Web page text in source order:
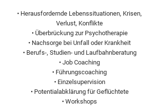
• Herausfordernde Lebenssituationen, Krisen,
Verlust, Konflikte
• Überbrückung zur Psychotherapie
• Nachsorge bei Unfall oder Krankheit
• Berufs-, Studien- und Laufbahnberatung
• Job Coaching
• Führungscoaching
• Einzelsupervision
• Potentialabklärung für Geflüchtete
• Workshops